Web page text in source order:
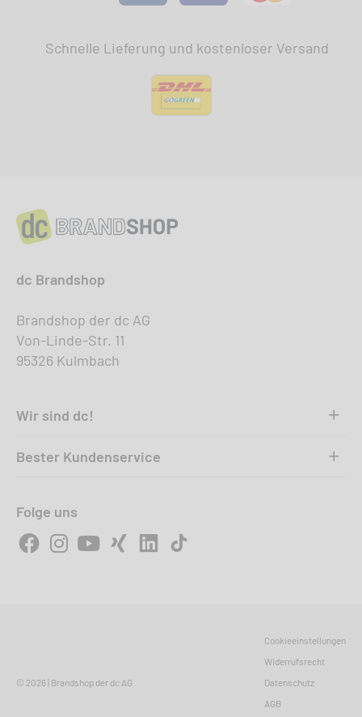
dc Hundehalsband S (30-36 cm)
Schnelle Lieferung und kostenloser Versand
dc Brandshop
Brandshop der dc AG
Von-Linde-Str. 11
95326 Kulmbach
Wir sind dc!
Bester Kundenservice
Folge uns
© 2026 | Brandshop der dc AG
Cookieeinstellungen
Widerrufsrecht
Datenschutz
AGB